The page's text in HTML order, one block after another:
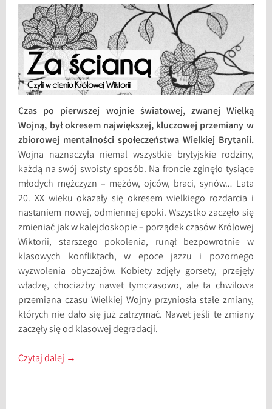
Czas po pierwszej wojnie światowej, zwanej Wielką
Wojną, był okresem największej, kluczowej przemiany w
zbiorowej mentalności społeczeństwa Wielkiej Brytanii.
Wojna naznaczyła niemal wszystkie brytyjskie rodziny,
każdą na swój swoisty sposób. Na froncie zginęło tysiące
młodych mężczyzn – mężów, ojców, braci, synów… Lata
20. XX wieku okazały się okresem wielkiego rozdarcia i
nastaniem nowej, odmiennej epoki. Wszystko zaczęło się
zmieniać jak w kalejdoskopie – porządek czasów Królowej
Wiktorii, starszego pokolenia, runął bezpowrotnie w
klasowych konfliktach, w epoce jazzu i pozornego
wyzwolenia obyczajów. Kobiety zdjęły gorsety, przejęły
władzę, chociażby nawet tymczasowo, ale ta chwilowa
przemiana czasu Wielkiej Wojny przyniosła stałe zmiany,
których nie dało się już zatrzymać. Nawet jeśli te zmiany
zaczęły się od klasowej degradacji.
Czytaj dalej →